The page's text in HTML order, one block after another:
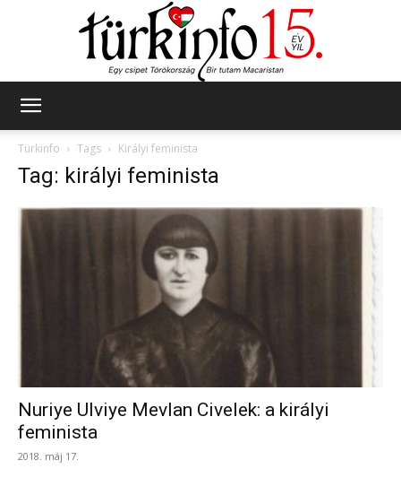
Türkinfo
Tags Királyi feminista
Tag: királyi feminista
Nuriye Ulviye Mevlan Civelek: a királyi
feminista
2018. máj 17.